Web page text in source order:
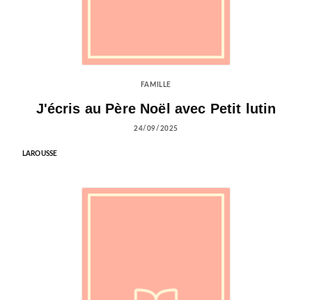
FAMILLE
J'écris au Père Noël avec Petit lutin
24/09/2025
LAROUSSE